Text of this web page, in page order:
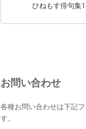
ひねもす俳句集1
お問い合わせ
各種お問い合わせは下記
す。